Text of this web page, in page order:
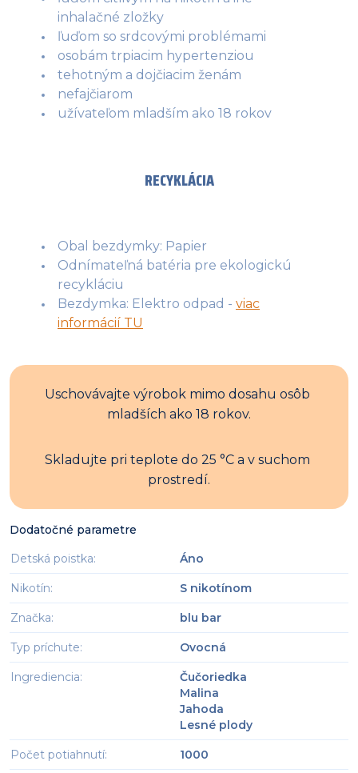
inhalačné zložky
ľuďom so srdcovými problémami
osobám trpiacim hypertenziou
tehotným a dojčiacim ženám
nefajčiarom
užívateľom mladším ako 18 rokov
RECYKLÁCIA
Obal bezdymky: Papier
Odnímateľná batéria pre ekologickú
recykláciu
Bezdymka: Elektro odpad - viac
informácií TU
Uschovávajte výrobok mimo dosahu osôb
mladších ako 18 rokov.
Skladujte pri teplote do 25 °C a v suchom
prostredí.
Dodatočné parametre
Detská poistka: Áno
Nikotín: S nikotínom
Značka: blu bar
Typ príchute: Ovocná
Ingrediencia:
Čučoriedka
Malina
Jahoda
Lesné plody
Počet potiahnutí: 1000